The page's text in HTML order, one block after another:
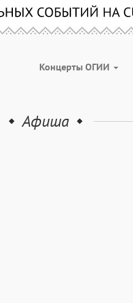
Концерты ОГИИ
Афиша